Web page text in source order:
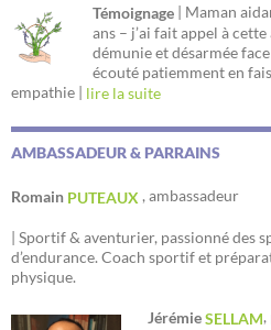
Témoignage | Maman
ans – j’ai fait appel à
démunie et désarmée
écouté patiemment en
empathie | lire la suite
AMBASSADEUR & PARRAINS
Romain PUTEAUX , ambassadeur
| Sportif & aventurier, passionné des
d’endurance. Coach sportif et
physique.
JérémieSELLAM